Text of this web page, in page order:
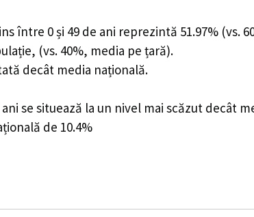
între 0 și 49 de ani reprezintă 51.97% (vs.
(vs. 40%, media pe țară).
decât media națională.
se situează la un nivel mai scăzut decât
de 10.4%